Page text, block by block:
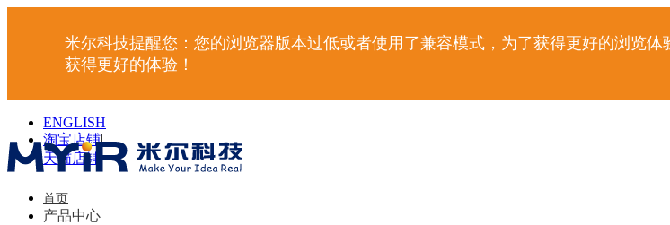
米尔科技提醒您：您的浏览器版本过低或者使用了兼容模式，为了获得更好的浏览
获得更好的体验！
ENGLISH
淘宝店铺|
天猫店铺 |
首页
产品中心